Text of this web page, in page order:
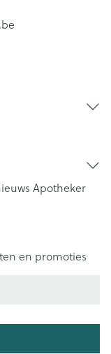
Apotheker
en promoties